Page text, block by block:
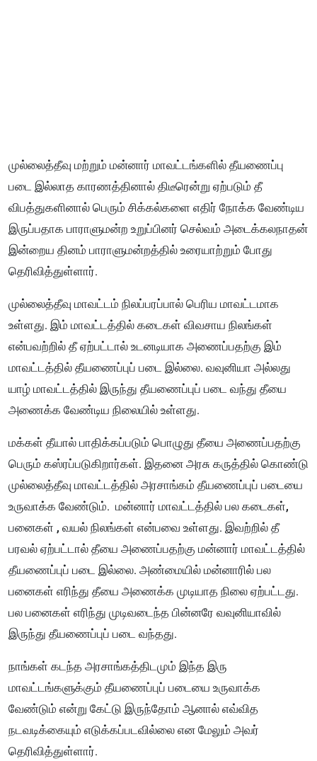
முல்லைத்தீவு மற்றும் மன்னார் மாவட்டங்களில் தீயணைப்பு
படை இல்லாத காரணத்தினால் திடீரென்று ஏற்படும் தீ
விபத்துகளினால் பெரும் சிக்கல்களை எதிர் நோக்க வேண்டிய
இருப்பதாக பாராளுமன்ற உறுப்பினர் செல்வம் அடைக்கலநாதன்
இன்றைய தினம் பாராளுமன்றத்தில் உரையாற்றும் போது
தெரிவித்துள்ளார்.
முல்லைத்தீவு மாவட்டம் நிலப்பரப்பால் பெரிய மாவட்டமாக
உள்ளது. இம் மாவட்டத்தில் கடைகள் விவசாய நிலங்கள்
என்பவற்றில் தீ ஏற்பட்டால் உடனடியாக அணைப்பதற்கு இம்
மாவட்டத்தில் தீயணைப்புப் படை இல்லை. வவுனியா அல்லது
யாழ் மாவட்டத்தில் இருந்து தீயணைப்புப் படை வந்து தீயை
அணைக்க வேண்டிய நிலையில் உள்ளது.
மக்கள் தீயால் பாதிக்கப்படும் பொழுது தீயை அணைப்பதற்கு
பெரும் கஸ்ரப்படுகிறார்கள். இதனை அரசு கருத்தில் கொண்டு
முல்லைத்தீவு மாவட்டத்தில் அரசாங்கம் தீயணைப்புப் படையை
உருவாக்க வேண்டும். மன்னார் மாவட்டத்தில் பல கடைகள்,
பனைகள் , வயல் நிலங்கள் என்பவை உள்ளது. இவற்றில் தீ
பரவல் ஏற்பட்டால் தீயை அணைப்பதற்கு மன்னார் மாவட்டத்தில்
தீயணைப்புப் படை இல்லை. அண்மையில் மன்னாரில் பல
பனைகள் எரிந்து தீயை அணைக்க முடியாத நிலை ஏற்பட்டது.
பல பனைகள் எரிந்து முடிவடைந்த பின்னரே வவுனியாவில்
இருந்து தீயணைப்புப் படை வந்தது.
நாங்கள் கடந்த அரசாங்கத்திடமும் இந்த இரு
மாவட்டங்களுக்கும் தீயணைப்புப் படையை உருவாக்க
வேண்டும் என்று கேட்டு இருந்தோம் ஆனால் எவ்வித
நடவடிக்கையும் எடுக்கப்படவில்லை என மேலும் அவர்
தெரிவித்துள்ளார்.